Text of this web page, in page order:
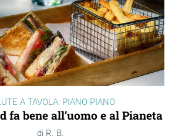
A TAVOLA: PIANO PIANO
fa bene all’uomo e al Pianeta
R. B.